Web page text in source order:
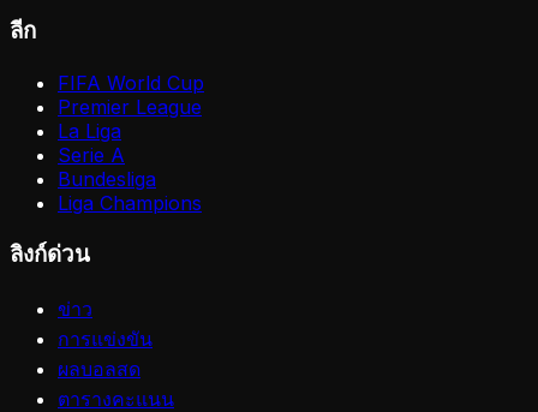
ลีก
FIFA World Cup
Premier League
La Liga
Serie A
Bundesliga
Liga Champions
ลิงก์ด่วน
ข่าว
การแข่งขัน
ผลบอลสด
ตารางคะแนน